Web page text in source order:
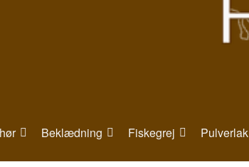
Beklædning Fiskegrej Pulverlak